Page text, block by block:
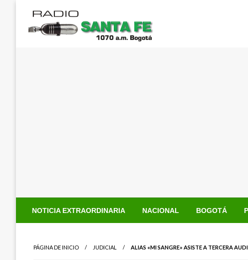
contenido
NOTICIA EXTRAORDINARIA NACIONAL BOGOTÁ
PÁGINA DE INICIO JUDICIAL ALIAS «MI SANGRE» ASISTE A TERCERA